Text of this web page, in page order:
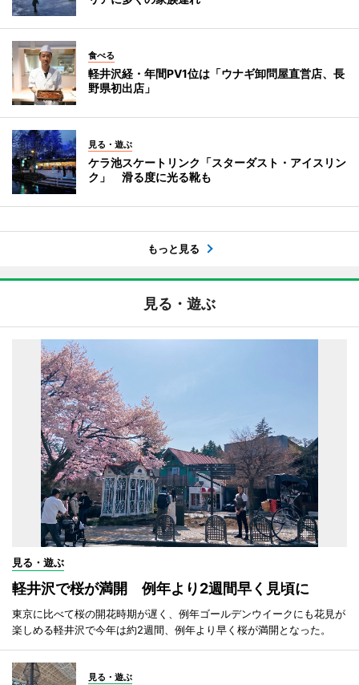
食べる
軽井沢経・年間PV1位は「ウナギ卸問屋直営店、長
野県初出店」
見る・遊ぶ
ケラ池スケートリンク「スターダスト・アイスリン
ク」 滑る度に光る靴も
もっと見る
見る・遊ぶ
見る・遊ぶ
軽井沢で桜が満開 例年より2週間早く見頃に
東京に比べて桜の開花時期が遅く、例年ゴールデンウイークにも花見が
楽しめる軽井沢で今年は約2週間、例年より早く桜が満開となった。
見る・遊ぶ